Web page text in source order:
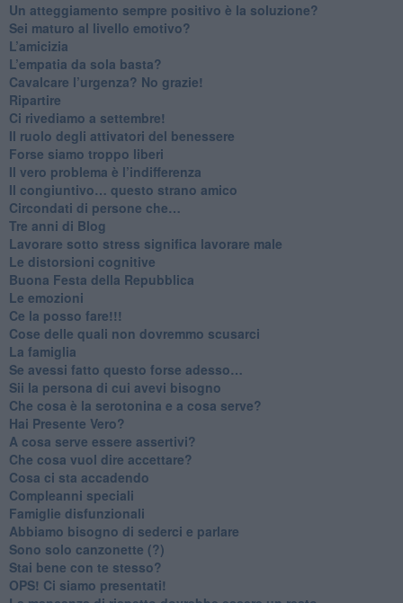
​Un atteggiamento sempre positivo è la soluzione?
​Sei maturo al livello emotivo?
​L’amicizia
​L’empatia da sola basta?
​Cavalcare l’urgenza? No grazie!
Ripartire
​Ci rivediamo a settembre!
​Il ruolo degli attivatori del benessere
​Forse siamo troppo liberi
​Il vero problema è l’indifferenza
​Il congiuntivo… questo strano amico
​Circondati di persone che…
​Tre anni di Blog
​Lavorare sotto stress significa lavorare male
​Le distorsioni cognitive
​Buona Festa della Repubblica
Le emozioni
​Ce la posso fare!!!
​Cose delle quali non dovremmo scusarci
​La famiglia
​Se avessi fatto questo forse adesso…
​Sii la persona di cui avevi bisogno
Che cosa è la serotonina e a cosa serve?
​Hai Presente Vero?
A cosa serve essere assertivi?
​Che cosa vuol dire accettare?
​Cosa ci sta accadendo
​Compleanni speciali
​Famiglie disfunzionali
​Abbiamo bisogno di sederci e parlare
Sono solo canzonette (?)
​Stai bene con te stesso?
​OPS! Ci siamo presentati!